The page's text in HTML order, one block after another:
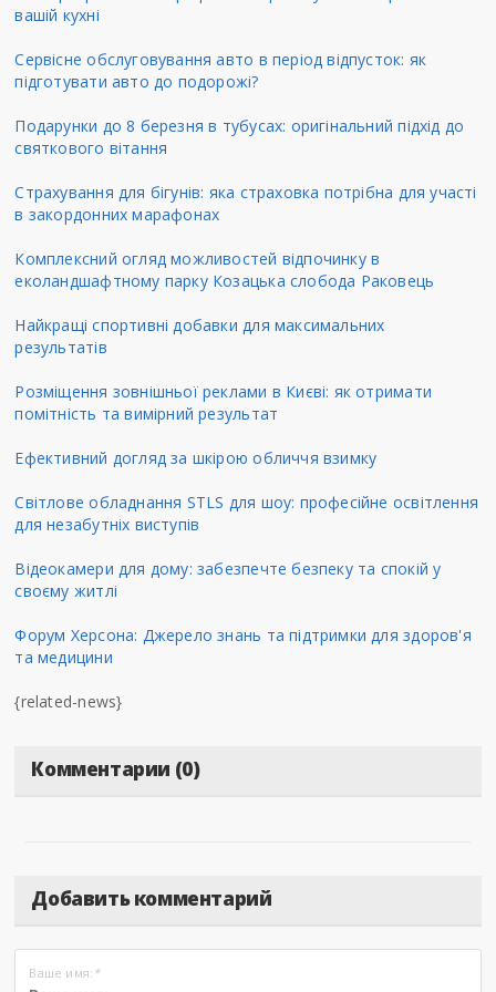
вашій кухні
Сервісне обслуговування авто в період відпусток: як
підготувати авто до подорожі?
Подарунки до 8 березня в тубусах: оригінальний підхід до
святкового вітання
Страхування для бігунів: яка страховка потрібна для участі
в закордонних марафонах
Комплексний огляд можливостей відпочинку в
еколандшафтному парку Козацька слобода Раковець
Найкращі спортивні добавки для максимальних
результатів
Розміщення зовнішньої реклами в Києві: як отримати
помітність та вимірний результат
Ефективний догляд за шкірою обличчя взимку
Світлове обладнання STLS для шоу: професійне освітлення
для незабутніх виступів
Відеокамери для дому: забезпечте безпеку та спокій у
своєму житлі
Форум Херсона: Джерело знань та підтримки для здоров'я
та медицини
{related-news}
Комментарии (0)
Добавить комментарий
Ваше имя: *